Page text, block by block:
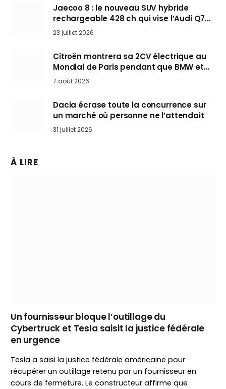
Jaecoo 8 : le nouveau SUV hybride
rechargeable 428 ch qui vise l’Audi Q7
arrive en Europe cet automne
23 juillet 2026
Citroën montrera sa 2CV électrique au
Mondial de Paris pendant que BMW et
Mini désertent le salon
7 août 2026
Dacia écrase toute la concurrence sur
un marché où personne ne l’attendait
31 juillet 2026
À LIRE
Un fournisseur bloque l’outillage du
Cybertruck et Tesla saisit la justice fédérale
en urgence
Tesla a saisi la justice fédérale américaine pour
récupérer un outillage retenu par un fournisseur en
cours de fermeture. Le constructeur affirme que